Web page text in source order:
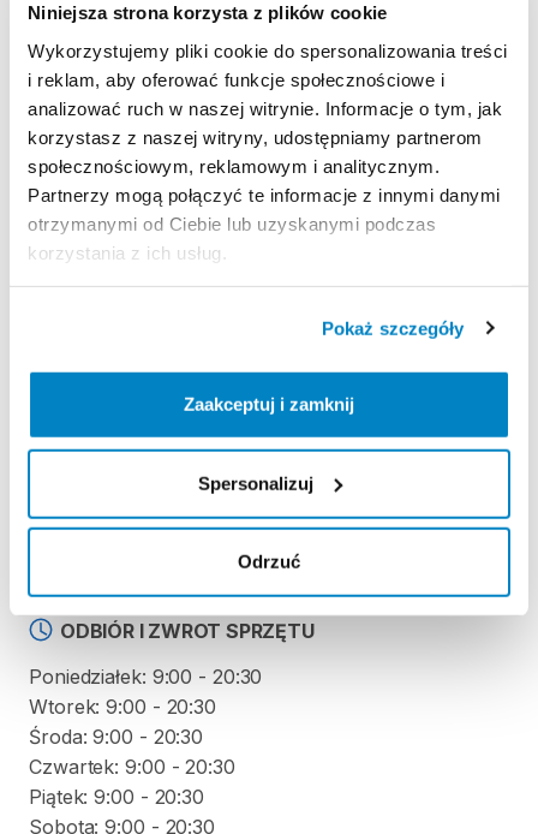
Niniejsza strona korzysta z plików cookie
Wykorzystujemy pliki cookie do spersonalizowania treści
i reklam, aby oferować funkcje społecznościowe i
analizować ruch w naszej witrynie. Informacje o tym, jak
korzystasz z naszej witryny, udostępniamy partnerom
społecznościowym, reklamowym i analitycznym.
Partnerzy mogą połączyć te informacje z innymi danymi
otrzymanymi od Ciebie lub uzyskanymi podczas
korzystania z ich usług.
Pokaż szczegóły
Zaakceptuj i zamknij
Spersonalizuj
Odrzuć
Łatwość
Prostokątny pokrowiec | 75 x 37 x 37 cm | 102 litry |
18​,​5 kg
Strona produktu w sklepie
Zasady wypożyczenia
Nie pobieramy kaucji za wypożyczenie tego
ODBIÓR I ZWROT SPRZĘTU
Poniedziałek: 9:00 - 20:30
Wtorek: 9:00 - 20:30
Środa: 9:00 - 20:30
Czwartek: 9:00 - 20:30
Piątek: 9:00 - 20:30
Sobota: 9:00 - 20:30